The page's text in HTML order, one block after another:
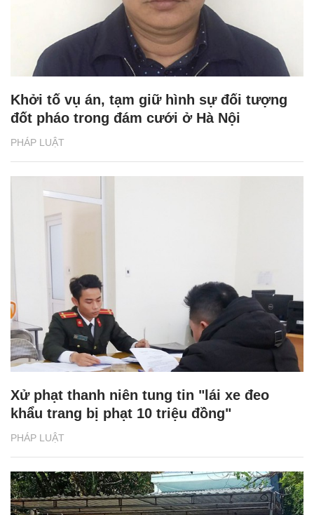
PHÁP LUẬT
Khởi tố vụ án, tạm giữ hình sự đối tượng
đốt pháo trong đám cưới ở Hà Nội
PHÁP LUẬT
Xử phạt thanh niên tung tin "lái xe đeo
khẩu trang bị phạt 10 triệu đồng"